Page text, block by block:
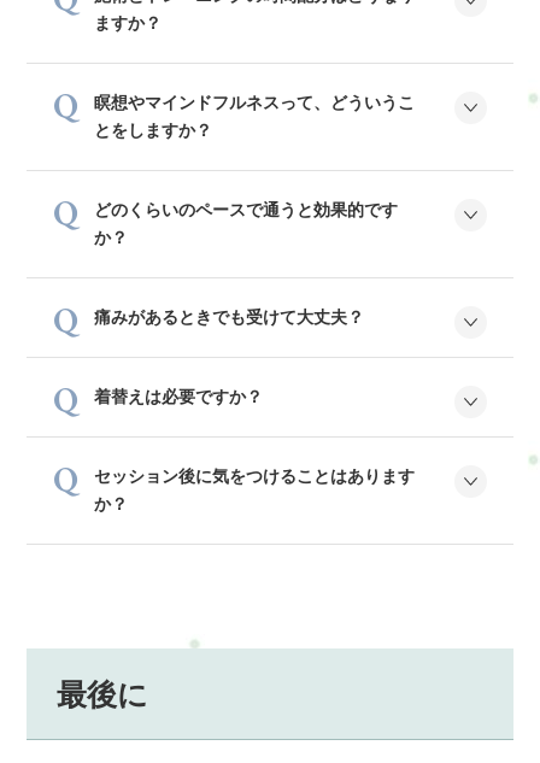
ますか？
瞑想やマインドフルネスって、どういうこ
とをしますか？
どのくらいのペースで通うと効果的です
か？
痛みがあるときでも受けて大丈夫？
着替えは必要ですか？
セッション後に気をつけることはあります
か？
最後に